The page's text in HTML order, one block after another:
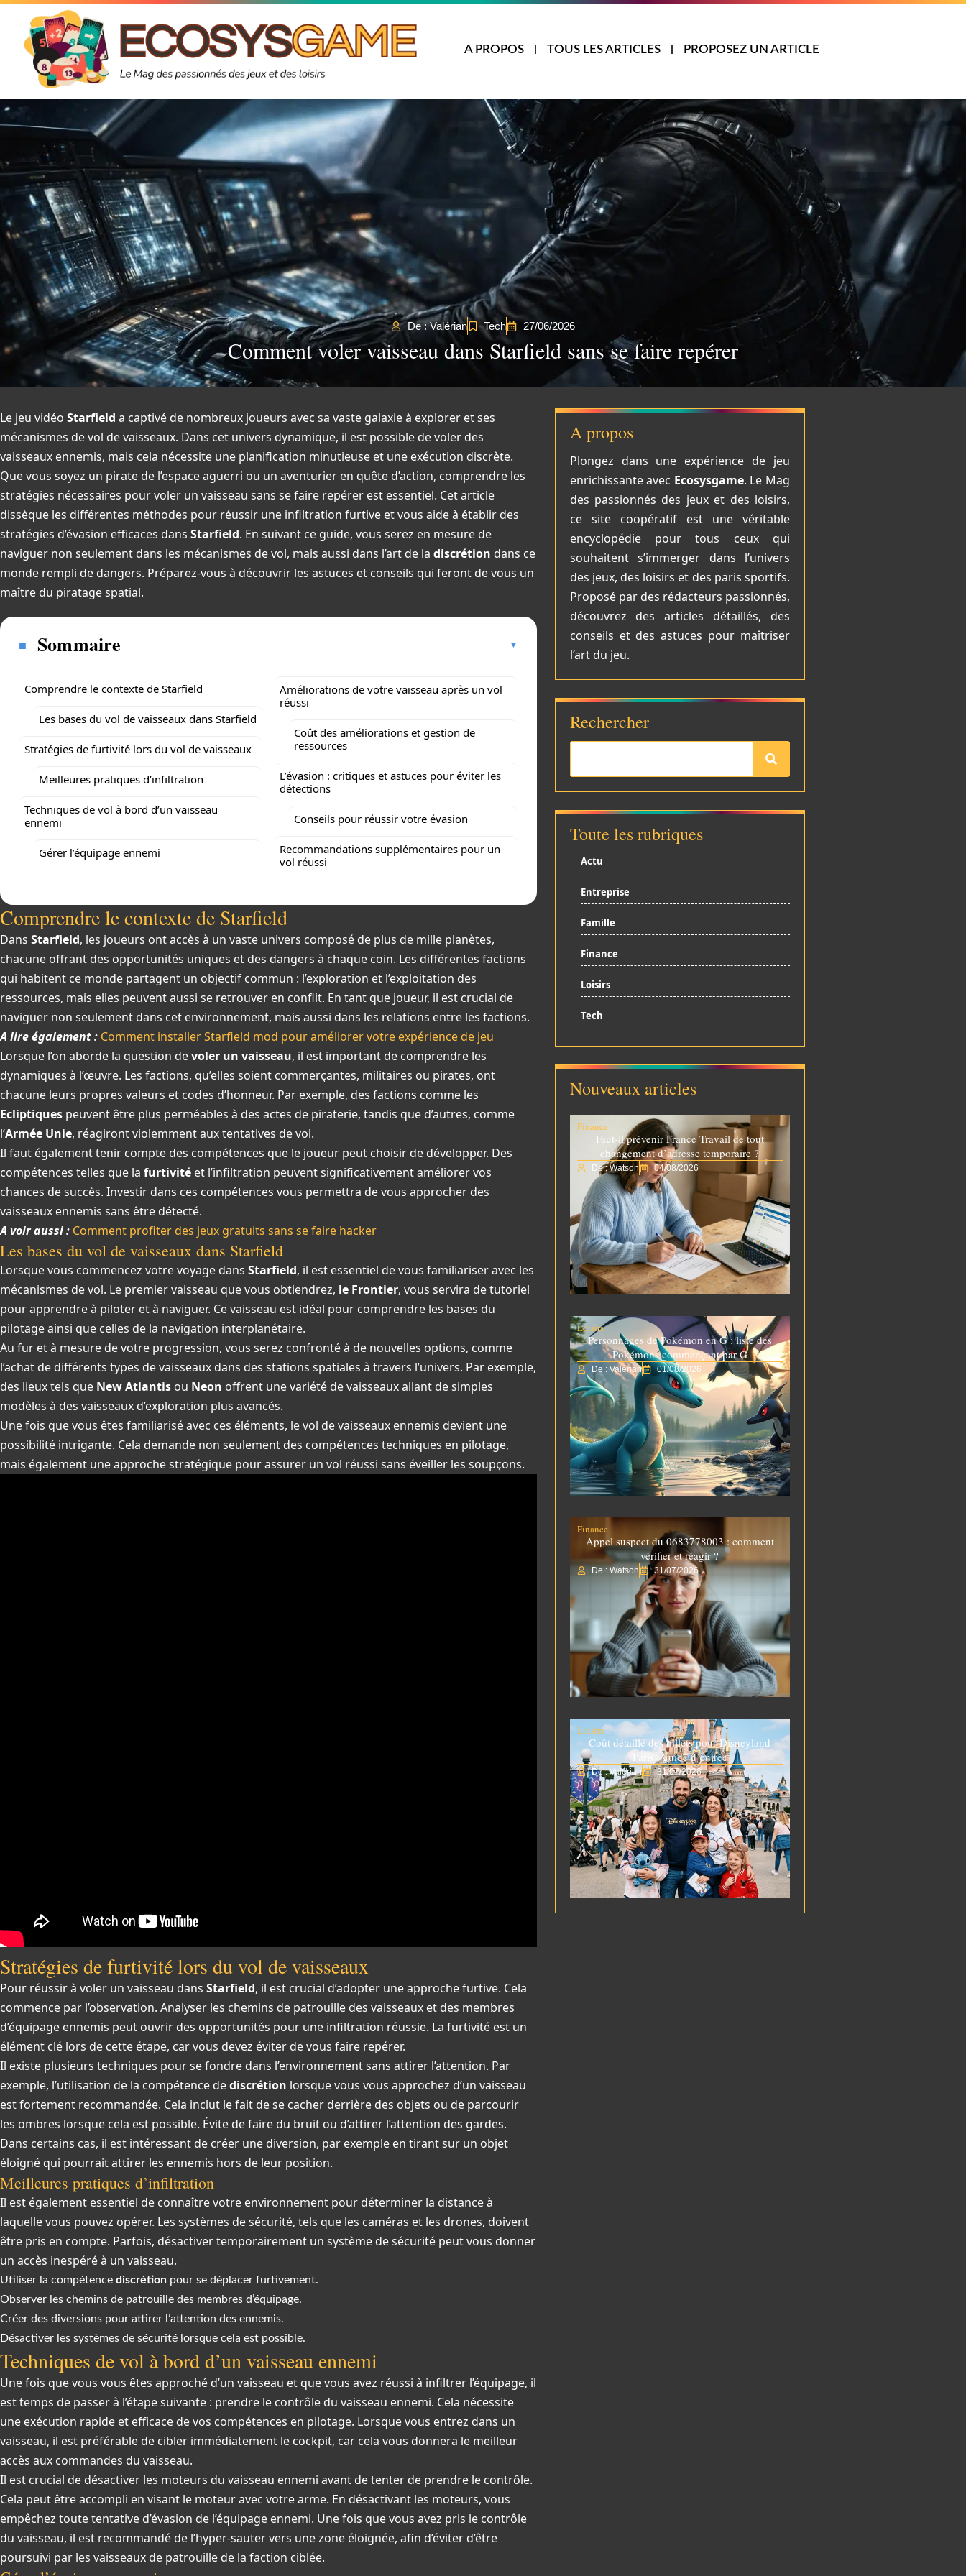
A PROPOS TOUS LES ARTICLES PROPOSEZ UN ARTICLE
De : Valérian Tech 27/06/2026
Comment voler vaisseau dans Starfield sans se faire repérer
Le jeu vidéo Starfield a captivé de nombreux joueurs avec sa vaste galaxie à explorer et ses
mécanismes de vol de vaisseaux. Dans cet univers dynamique, il est possible de voler des
vaisseaux ennemis, mais cela nécessite une planification minutieuse et une exécution discrète.
Que vous soyez un pirate de l’espace aguerri ou un aventurier en quête d’action, comprendre les
stratégies nécessaires pour voler un vaisseau sans se faire repérer est essentiel. Cet article
dissèque les différentes méthodes pour réussir une infiltration furtive et vous aide à établir des
stratégies d’évasion efficaces dans Starfield. En suivant ce guide, vous serez en mesure de
naviguer non seulement dans les mécanismes de vol, mais aussi dans l’art de la discrétion dans ce
monde rempli de dangers. Préparez-vous à découvrir les astuces et conseils qui feront de vous un
maître du piratage spatial.
Sommaire
Comprendre le contexte de Starfield
Les bases du vol de vaisseaux dans Starfield
Stratégies de furtivité lors du vol de vaisseaux
Meilleures pratiques d’infiltration
Techniques de vol à bord d’un vaisseau
ennemi
Gérer l’équipage ennemi
Améliorations de votre vaisseau après un vol
réussi
Coût des améliorations et gestion de
ressources
L’évasion : critiques et astuces pour éviter les
détections
Conseils pour réussir votre évasion
Recommandations supplémentaires pour un
vol réussi
Comprendre le contexte de Starfield
Dans Starfield, les joueurs ont accès à un vaste univers composé de plus de mille planètes,
chacune offrant des opportunités uniques et des dangers à chaque coin. Les différentes factions
qui habitent ce monde partagent un objectif commun : l’exploration et l’exploitation des
ressources, mais elles peuvent aussi se retrouver en conflit. En tant que joueur, il est crucial de
naviguer non seulement dans cet environnement, mais aussi dans les relations entre les factions.
A lire également : Comment installer Starfield mod pour améliorer votre expérience de jeu
Lorsque l’on aborde la question devoler un vaisseau, il est important de comprendre les
dynamiques à l’œuvre. Les factions, qu’elles soient commerçantes, militaires ou pirates, ont
chacune leurs propres valeurs et codes d’honneur. Par exemple, des factions comme les
Ecliptiques peuvent être plus perméables à des actes de piraterie, tandis que d’autres, comme
l’Armée Unie, réagiront violemment aux tentatives de vol.
Il faut également tenir compte des compétences que le joueur peut choisir de développer. Des
compétences telles que la furtivité et l’infiltration peuvent significativement améliorer vos
chances de succès. Investir dans ces compétences vous permettra de vous approcher des
vaisseaux ennemis sans être détecté.
A voir aussi : Comment profiter des jeux gratuits sans se faire hacker
Les bases du vol de vaisseaux dans Starfield
Lorsque vous commencez votre voyage dans Starfield, il est essentiel de vous familiariser avec les
mécanismes de vol. Le premier vaisseau que vous obtiendrez, le Frontier, vous servira de tutoriel
pour apprendre à piloter et à naviguer. Ce vaisseau est idéal pour comprendre les bases du
pilotage ainsi que celles de la navigation interplanétaire.
Au fur et à mesure de votre progression, vous serez confronté à de nouvelles options, comme
l’achat de différents types de vaisseaux dans des stations spatiales à travers l’univers. Par exemple,
des lieux tels que New Atlantis ou Neon offrent une variété de vaisseaux allant de simples
modèles à des vaisseaux d’exploration plus avancés.
Une fois que vous êtes familiarisé avec ces éléments, le vol de vaisseaux ennemis devient une
possibilité intrigante. Cela demande non seulement des compétences techniques en pilotage,
mais également une approche stratégique pour assurer un vol réussi sans éveiller les soupçons.
Stratégies de furtivité lors du vol de vaisseaux
Pour réussir à voler un vaisseau dans Starfield, il est crucial d’adopter une approche furtive. Cela
commence par l’observation. Analyser les chemins de patrouille des vaisseaux et des membres
d’équipage ennemis peut ouvrir des opportunités pour une infiltration réussie. La furtivité est un
élément clé lors de cette étape, car vous devez éviter de vous faire repérer.
Il existe plusieurs techniques pour se fondre dans l’environnement sans attirer l’attention. Par
exemple, l’utilisation de la compétence dediscrétion lorsque vous vous approchez d’un vaisseau
est fortement recommandée. Cela inclut le fait de se cacher derrière des objets ou de parcourir
les ombres lorsque cela est possible. Évite de faire du bruit ou d’attirer l’attention des gardes.
Dans certains cas, il est intéressant de créer une diversion, par exemple en tirant sur un objet
éloigné qui pourrait attirer les ennemis hors de leur position.
Meilleures pratiques d’infiltration
Il est également essentiel de connaître votre environnement pour déterminer la distance à
laquelle vous pouvez opérer. Les systèmes de sécurité, tels que les caméras et les drones, doivent
être pris en compte. Parfois, désactiver temporairement un système de sécurité peut vous donner
un accès inespéré à un vaisseau.
Utiliser la compétence discrétion pour se déplacer furtivement.
Observer les chemins de patrouille des membres d’équipage.
Créer des diversions pour attirer l’attention des ennemis.
Désactiver les systèmes de sécurité lorsque cela est possible.
Techniques de vol à bord d’un vaisseau ennemi
Une fois que vous vous êtes approché d’un vaisseau et que vous avez réussi à infiltrer l’équipage, il
est temps de passer à l’étape suivante : prendre le contrôle du vaisseau ennemi. Cela nécessite
une exécution rapide et efficace de vos compétences en pilotage. Lorsque vous entrez dans un
vaisseau, il est préférable de cibler immédiatement le cockpit, car cela vous donnera le meilleur
accès aux commandes du vaisseau.
Il est crucial de désactiver les moteurs du vaisseau ennemi avant de tenter de prendre le contrôle.
Cela peut être accompli en visant le moteur avec votre arme. En désactivant les moteurs, vous
empêchez toute tentative d’évasion de l’équipage ennemi. Une fois que vous avez pris le contrôle
du vaisseau, il est recommandé de l’hyper-sauter vers une zone éloignée, afin d’éviter d’être
poursuivi par les vaisseaux de patrouille de la faction ciblée.
A propos
Plongez dans une expérience de jeu
enrichissante avec Ecosysgame. Le Mag
des passionnés des jeux et des loisirs,
ce site coopératif est une véritable
encyclopédie pour tous ceux qui
souhaitent s’immerger dans l’univers
des jeux, des loisirs et des paris sportifs.
Proposé par des rédacteurs passionnés,
découvrez des articles détaillés, des
conseils et des astuces pour maîtriser
l’art du jeu.
Rechercher
Toute les rubriques
Actu
Entreprise
Famille
Finance
Loisirs
Tech
Nouveaux articles
Finance
Faut-il prévenir France Travail de tout
changement d’adresse temporaire ?
De : Watson 04/08/2026
Loisirs
Personnages de Pokémon en G : liste des
Pokémons commençant par G
De : Valérian 01/08/2026
Finance
Appel suspect du 0683778003 : comment
vérifier et réagir ?
De : Watson 31/07/2026
Loisirs
Coût détaillé des billets pour Disneyland
Paris : guide d’entrée
De : Valérian 31/07/2026